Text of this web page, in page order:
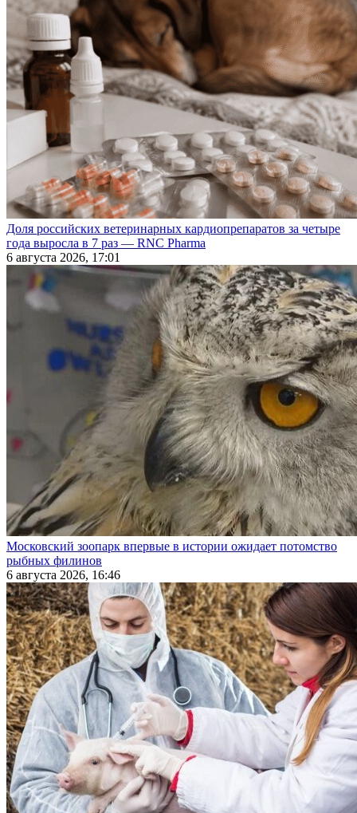
Доля российских ветеринарных кардиопрепаратов за четыре
года выросла в 7 раз — RNC Pharma
6 августа 2026, 17:01
Московский зоопарк впервые в истории ожидает потомство
рыбных филинов
6 августа 2026, 16:46